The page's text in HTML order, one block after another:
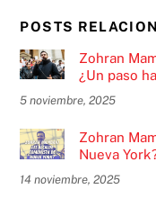
POSTS
Zohran
¿Un paso
5 noviembre, 2025
Zohran
Nueva
14 noviembre, 2025